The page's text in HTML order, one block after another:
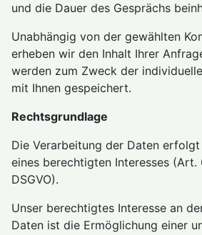
und die Dauer des Gesprächs
Unabhängig von der gewählten
erheben wir den Inhalt Ihrer
werden zum Zweck der
mit Ihnen gespeichert.
Rechtsgrundlage
Die Verarbeitung der Daten
eines berechtigten Interesses (Art.
DSGVO).
Unser berechtigtes Interesse an
Daten ist die Ermöglichung einer